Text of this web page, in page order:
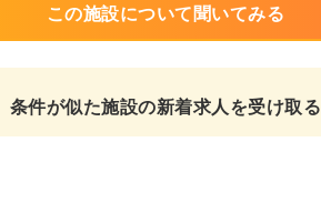
この施設について聞いてみる
条件が似た施設の新着求人を受け取る